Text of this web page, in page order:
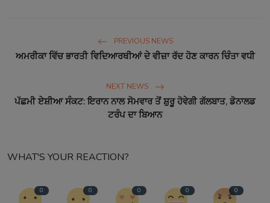
PREVIOUS NEWS
ਅਮਰੀਕਾ ਵਿੱਚ ਭਾਰਤੀ ਵਿਦਿਆਰਥੀਆਂ ਦੇ ਵੀਜ਼ਾ ਰੱਦ ਹੋਣ ਕਾਰਨ ਚਿੰਤਾ ਵਧੀ
NEXT NEWS
ਪੱਛਮੀ ਏਸ਼ੀਆ ਸੰਕਟ: ਇਰਾਨ ਨਾਲ ਸੋਮਵਾਰ ਤੋਂ ਸ਼ੁਰੂ ਹੋਵੇਗੀ ਗੱਲਬਾਤ, ਡੋਨਾਲਡ
ਟਰੰਪ ਦਾ ਬਿਆਨ
WHAT'S YOUR REACTION?
0 0 0 0 0